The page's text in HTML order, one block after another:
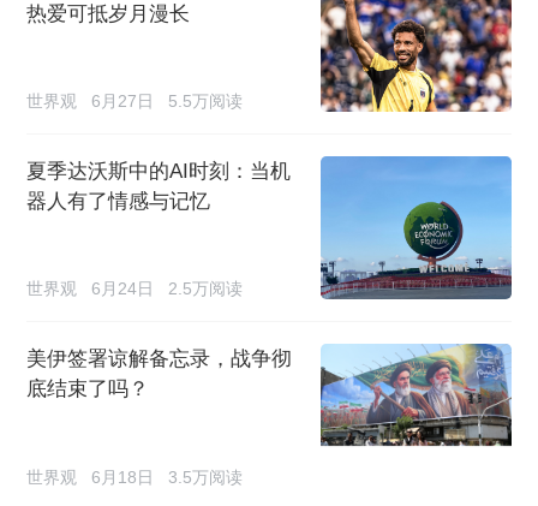
热爱可抵岁月漫长
世界观 6月27日 5.5万阅读
夏季达沃斯中的AI时刻：当机
器人有了情感与记忆
世界观 6月24日 2.5万阅读
美伊签署谅解备忘录，战争彻
底结束了吗？
世界观 6月18日 3.5万阅读